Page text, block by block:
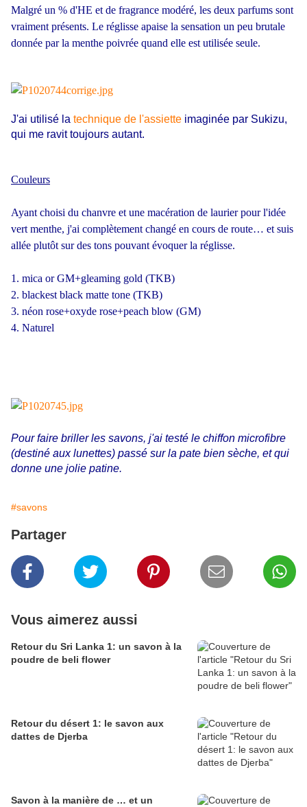
Malgré un % d'HE et de fragrance modéré, les deux parfums sont
vraiment présents. Le réglisse apaise la sensation un peu brutale
donnée par la menthe poivrée quand elle est utilisée seule.
J'ai utilisé la technique de l'assiette imaginée par Sukizu,
qui me ravit toujours autant.
Couleurs
Ayant choisi du chanvre et une macération de laurier pour l'idée
vert menthe, j'ai complètement changé en cours de route… et suis
allée plutôt sur des tons pouvant évoquer la réglisse.
1. mica or GM+gleaming gold (TKB)
2. blackest black matte tone (TKB)
3. néon rose+oxyde rose+peach blow (GM)
4. Naturel
Pour faire briller les savons, j'ai testé le chiffon microfibre
(destiné aux lunettes) passé sur la pate bien sèche, et qui
donne une jolie patine.
#savons
Partager
Vous aimerez aussi
Retour du Sri Lanka 1: un savon à la
poudre de beli flower
Retour du désert 1: le savon aux
dattes de Djerba
Savon à la manière de … et un